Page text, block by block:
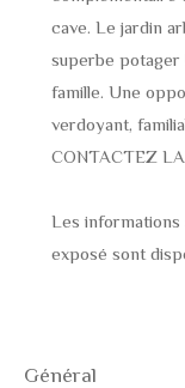
cave. Le jardin
superbe potager
famille. Une
verdoyant,
CONTACTEZ
Les informations
exposé sont
général